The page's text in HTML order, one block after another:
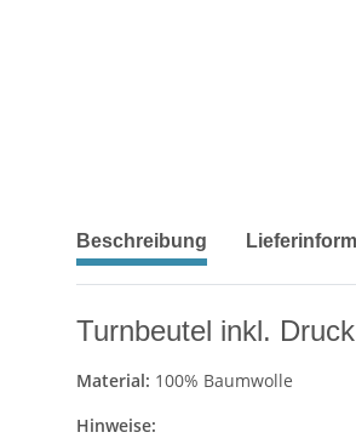
Beschreibung
Turnbeutel inkl.
Material: 100% Baumwolle
Hinweise: